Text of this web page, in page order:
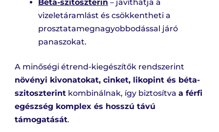
Béta-szitoszterin – javíthatja a
vizeletáramlást és csökkentheti a
prosztatamegnagyobbodással járó
panaszokat.
A minőségi étrend-kiegészítők rendszerint
növényi kivonatokat, cinket, likopint és béta-
szitoszterint kombinálnak, így biztosítva a férfi
egészség komplex és hosszú távú
támogatását.